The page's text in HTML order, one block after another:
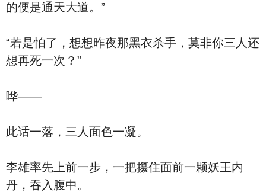
的便是通天大道。”
“若是怕了，想想昨夜那黑衣杀手，莫非你三人还
想再死一次？”
哗——
此话一落，三人面色一凝。
李雄率先上前一步，一把攥住面前一颗妖王内
丹，吞入腹中。